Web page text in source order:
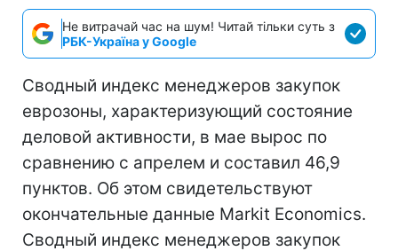
Не витрачай час на шум! Читай тільки суть з
РБК-Україна у Google
Сводный индекс менеджеров закупок
еврозоны, характеризующий состояние
деловой активности, в мае вырос по
сравнению с апрелем и составил 46,9
пунктов. Об этом свидетельствуют
окончательные данные Markit Economics.
Сводный индекс менеджеров закупок